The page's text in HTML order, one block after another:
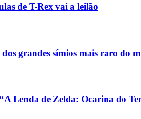
de T-Rex vai a leilão
grandes símios mais raro do
Lenda de Zelda: Ocarina do